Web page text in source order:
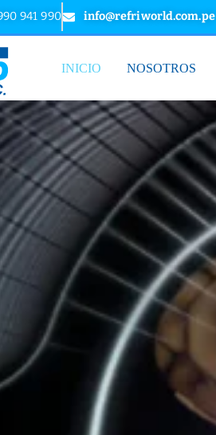
941 990 info@refriworld.com.pe
INICIO NOSOTROS